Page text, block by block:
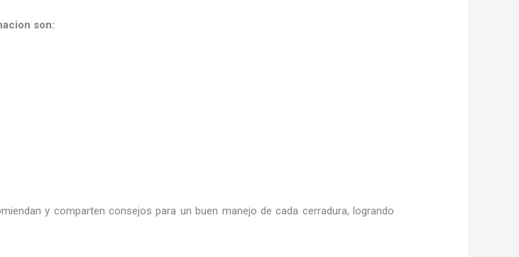
son:
y comparten consejos para un buen manejo de cada cerradura, logrando